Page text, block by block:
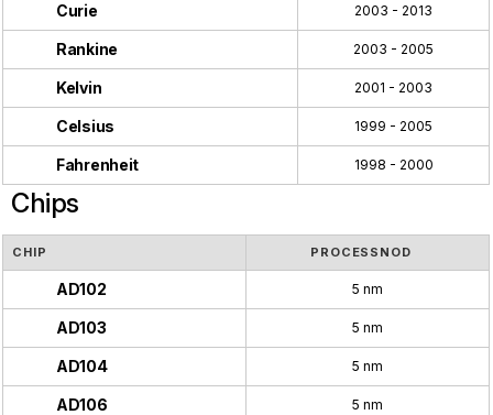
Curie 2003 - 2013
Rankine 2003 - 2005
Kelvin 2001 - 2003
Celsius 1999 - 2005
Fahrenheit 1998 - 2000
Chips
CHIP PROCESSNOD
AD102 5 nm
AD103 5 nm
AD104 5 nm
AD106 5 nm